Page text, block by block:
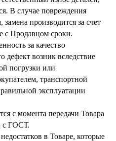
В случае повреждения
производится за счет
с Продавцом сроки.
за качество
дефект возник вследствие
погрузки или
транспортной
эксплуатации
с момента передачи Товара
с ГОСТ.
в Товаре, которые